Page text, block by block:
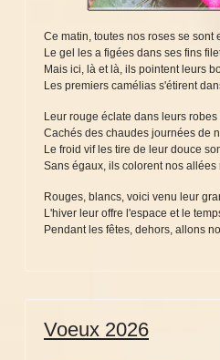
Ce matin, toutes nos roses se sont
Le gel les a figées dans ses fins
Mais ici, là et là, ils pointent leurs
Les premiers camélias s'étirent
Leur rouge éclate dans leurs
Cachés des chaudes journées de
Le froid vif les tire de leur douce
Sans égaux, ils colorent nos allées
Rouges, blancs, voici venu leur
L'hiver leur offre l'espace et le
Pendant les fêtes, dehors, allons
Voeux 2026